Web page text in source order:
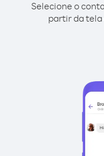
Selecione o
partir da